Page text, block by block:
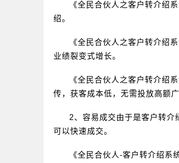
《全民合伙人之客户转介绍
绍。
《全民合伙人之客户转介绍
业绩裂变式增长。
《全民合伙人之客户转介绍
传，获客成本低，无需投放高额
2、容易成交由于是客户转介
可以快速成交。
《全民合伙人-客户转介绍